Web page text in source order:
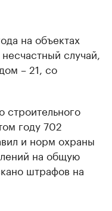
на объектах
случай,
– 21, со
строительного
году 702
и норм охраны
на общую
штрафов на